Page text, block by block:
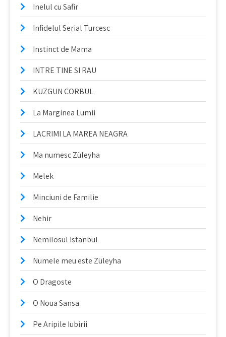
Inelul cu Safir
Infidelul Serial Turcesc
Instinct de Mama
INTRE TINE SI RAU
KUZGUN CORBUL
La Marginea Lumii
LACRIMI LA MAREA NEAGRA
Ma numesc Züleyha
Melek
Minciuni de Familie
Nehir
Nemilosul Istanbul
Numele meu este Züleyha
O Dragoste
O Noua Sansa
Pe Aripile Iubirii